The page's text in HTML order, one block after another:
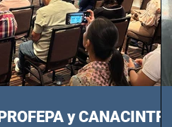
y CANACINTRA